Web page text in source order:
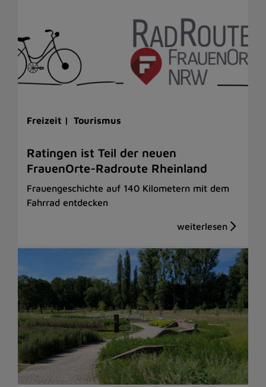
Freizeit | Tourismus
Ratingen ist Teil der neuen
FrauenOrte-Radroute Rheinland
Frauengeschichte auf 140 Kilometern mit dem
Fahrrad entdecken